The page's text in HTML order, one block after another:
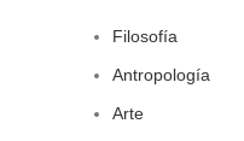
Filosofía
Antropología
Arte